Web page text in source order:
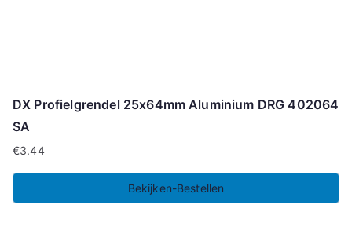
DX Profielgrendel 25x64mm Aluminium DRG 402064
SA
€3.44
Bekijken-Bestellen